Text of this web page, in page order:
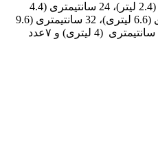
قابلمه 20 سانتیمتری (2.4 لیتر)، 24 سانتیمتری (4.4
لیتری)، 28 سانتیمتری (6.6 لیتری)، 32 سانتیمتری (9.6
لیتری), تابه عمیق 28 سانتیمتری (4 لیتری) و ۷عدد